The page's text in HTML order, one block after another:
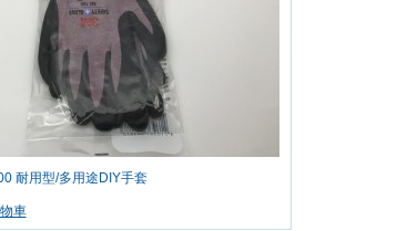
耐用型/多用途DIY手套
車